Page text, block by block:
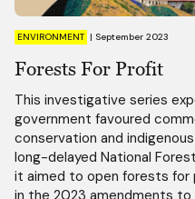
ENVIRONMENT | September 2023
Forests For Profit
This investigative series
government favoured
conservation and
long-delayed National
it aimed to open forests for
in the 2023 amendments